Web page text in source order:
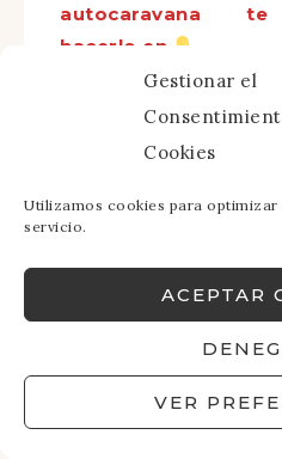
Gestionar el
Cookies
Utilizamos cookies para
servicio.
ACEPTAR
VER
autocaravana te
hacerlo en